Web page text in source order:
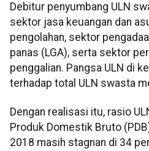
Debitur penyumbang ULN
sektor jasa keuangan dan
pengolahan, sektor
panas (LGA), serta sektor
penggalian. Pangsa ULN di
terhadap total ULN swasta
Dengan realisasi itu, rasio
Produk Domestik Bruto
2018 masih stagnan di 34